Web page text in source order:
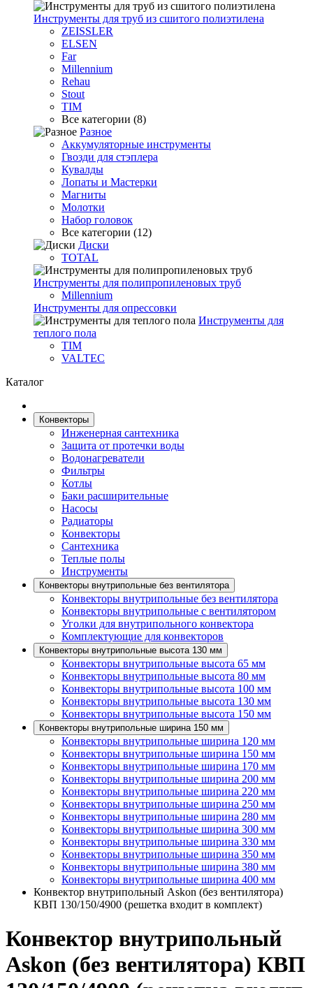
Инструменты для труб из сшитого полиэтилена
ZEISSLER
ELSEN
Far
Millennium
Rehau
Stout
TIM
Все категории (8)
Разное
Аккумуляторные инструменты
Гвозди для стэплера
Кувалды
Лопаты и Мастерки
Магниты
Молотки
Набор головок
Все категории (12)
Диски
TOTAL
Инструменты для полипропиленовых труб
Millennium
Инструменты для опрессовки
Инструменты для
теплого пола
TIM
VALTEC
Каталог
Конвекторы
Инженерная сантехника
Защита от протечки воды
Водонагреватели
Фильтры
Котлы
Баки расширительные
Насосы
Радиаторы
Конвекторы
Сантехника
Теплые полы
Инструменты
Конвекторы внутрипольные без вентилятора
Конвекторы внутрипольные без вентилятора
Конвекторы внутрипольные с вентилятором
Уголки для внутрипольного конвектора
Комплектующие для конвекторов
Конвекторы внутрипольные высота 130 мм
Конвекторы внутрипольные высота 65 мм
Конвекторы внутрипольные высота 80 мм
Конвекторы внутрипольные высота 100 мм
Конвекторы внутрипольные высота 130 мм
Конвекторы внутрипольные высота 150 мм
Конвекторы внутрипольные ширина 150 мм
Конвекторы внутрипольные ширина 120 мм
Конвекторы внутрипольные ширина 150 мм
Конвекторы внутрипольные ширина 170 мм
Конвекторы внутрипольные ширина 200 мм
Конвекторы внутрипольные ширина 220 мм
Конвекторы внутрипольные ширина 250 мм
Конвекторы внутрипольные ширина 280 мм
Конвекторы внутрипольные ширина 300 мм
Конвекторы внутрипольные ширина 330 мм
Конвекторы внутрипольные ширина 350 мм
Конвекторы внутрипольные ширина 380 мм
Конвекторы внутрипольные ширина 400 мм
Конвектор внутрипольный Askon (без вентилятора)
КВП 130/150/4900 (решетка входит в комплект)
Конвектор внутрипольный
Askon (без вентилятора) КВП